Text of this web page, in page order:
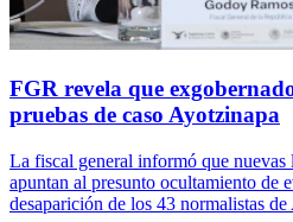
FGR revela que
pruebas de caso Ayotzinapa
La fiscal general informó que nuevas
apuntan al presunto ocultamiento de
desaparición de los 43 normalistas